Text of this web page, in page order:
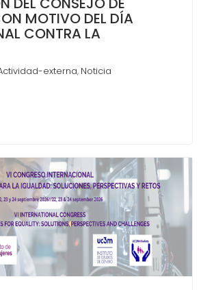
MOTIVO DEL DÍA
CONTRA LA
externa, Noticia